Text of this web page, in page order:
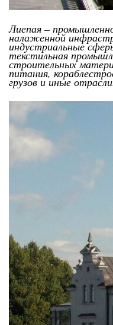
Лиепая –
налаженной
индустриальные
текстильная
строительных
питания,
грузов и иные